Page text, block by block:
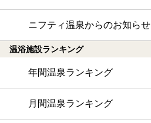
ニフティ温泉からのお知らせ
温浴施設ランキング
年間温泉ランキング
月間温泉ランキング